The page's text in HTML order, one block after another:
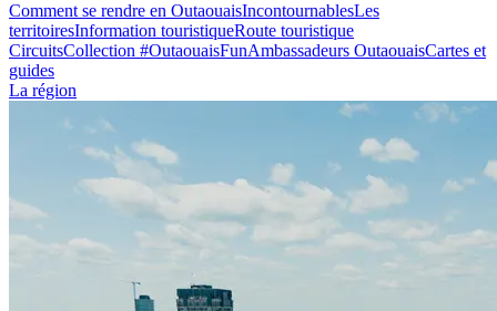
Comment se rendre en OutaouaisIncontournablesLes
territoiresInformation touristiqueRoute touristique
CircuitsCollection #OutaouaisFunAmbassadeurs OutaouaisCartes et
guides
La région